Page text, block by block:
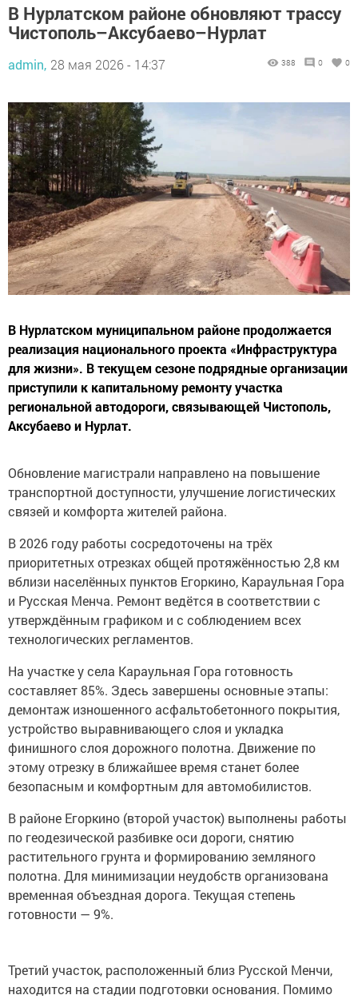
В Нурлатском районе обновляют трассу
Чистополь–Аксубаево–Нурлат
admin, 28 мая 2026 - 14:37 388 0 0
В Нурлатском муниципальном районе продолжается
реализация национального проекта «Инфраструктура
для жизни». В текущем сезоне подрядные организации
приступили к капитальному ремонту участка
региональной автодороги, связывающей Чистополь,
Аксубаево и Нурлат.
Обновление магистрали направлено на повышение
транспортной доступности, улучшение логистических
связей и комфорта жителей района.
В 2026 году работы сосредоточены на трёх
приоритетных отрезках общей протяжённостью 2,8 км
вблизи населённых пунктов Егоркино, Караульная Гора
и Русская Менча. Ремонт ведётся в соответствии с
утверждённым графиком и с соблюдением всех
технологических регламентов.
На участке у села Караульная Гора готовность
составляет 85%. Здесь завершены основные этапы:
демонтаж изношенного асфальтобетонного покрытия,
устройство выравнивающего слоя и укладка
финишного слоя дорожного полотна. Движение по
этому отрезку в ближайшее время станет более
безопасным и комфортным для автомобилистов.
В районе Егоркино (второй участок) выполнены работы
по геодезической разбивке оси дороги, снятию
растительного грунта и формированию земляного
полотна. Для минимизации неудобств организована
временная объездная дорога. Текущая степень
готовности — 9%.
Третий участок, расположенный близ Русской Менчи,
находится на стадии подготовки основания. Помимо